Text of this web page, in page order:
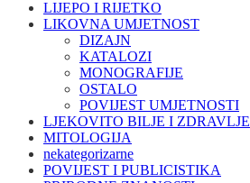
LIJEPO I RIJETKO
LIKOVNA UMJETNOST
DIZAJN
KATALOZI
MONOGRAFIJE
OSTALO
POVIJEST UMJETNOSTI
LJEKOVITO BILJE I ZDRAVLJE
MITOLOGIJA
nekategorizarne
POVIJEST I PUBLICISTIKA